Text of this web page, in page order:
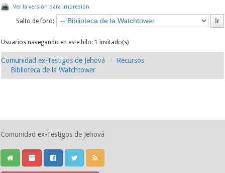
Ver la versión para impresión
Salto de foro:
Usuarios navegando en este hilo: 1 invitado(s)
Comunidad ex-Testigos de Jehová
Recursos
Biblioteca de la Watchtower
Comunidad ex-Testigos de Jehová